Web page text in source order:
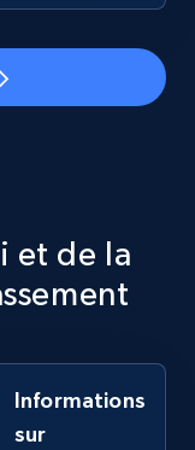
and
on eBay
et de la
Informations
sur